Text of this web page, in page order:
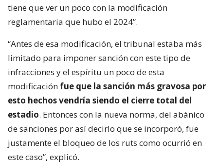
tiene que ver un poco con la modificación
reglamentaria que hubo el 2024”.
“Antes de esa modificación, el tribunal estaba más
limitado para imponer sanción con este tipo de
infracciones y el espíritu un poco de esta
modificación fue que la sanción más gravosa por
esto hechos vendría siendo el cierre total del
estadio. Entonces con la nueva norma, del abánico
de sanciones por así decirlo que se incorporó, fue
justamente el bloqueo de los ruts como ocurrió en
este caso”, explicó.